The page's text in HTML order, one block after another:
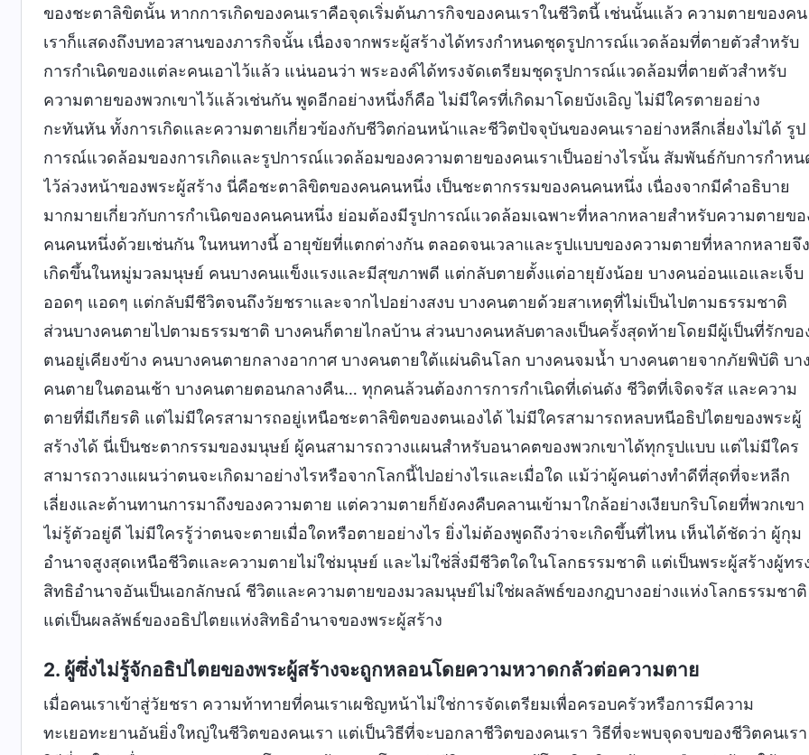
ของชะตาลิขิตนั้น หากการเกิดของคนเราคือจุดเริ่มต้นภารกิจของคนเราในชีวิตนี้ เช่นนั้นแล้ว ความตายของคน
เราก็แสดงถึงบทอวสานของภารกิจนั้น เนื่องจากพระผู้สร้างได้ทรงกำหนดชุดรูปการณ์แวดล้อมที่ตายตัวสำหรับ
การกำเนิดของแต่ละคนเอาไว้แล้ว แน่นอนว่า พระองค์ได้ทรงจัดเตรียมชุดรูปการณ์แวดล้อมที่ตายตัวสำหรับ
ความตายของพวกเขาไว้แล้วเช่นกัน พูดอีกอย่างหนึ่งก็คือ ไม่มีใครที่เกิดมาโดยบังเอิญ ไม่มีใครตายอย่าง
กะทันหัน ทั้งการเกิดและความตายเกี่ยวข้องกับชีวิตก่อนหน้าและชีวิตปัจจุบันของคนเราอย่างหลีกเลี่ยงไม่ได้ รูป
การณ์แวดล้อมของการเกิดและรูปการณ์แวดล้อมของความตายของคนเราเป็นอย่างไรนั้น สัมพันธ์กับการกำหน
ไว้ล่วงหน้าของพระผู้สร้าง นี่คือชะตาลิขิตของคนคนหนึ่ง เป็นชะตากรรมของคนคนหนึ่ง เนื่องจากมีคำอธิบาย
มากมายเกี่ยวกับการกำเนิดของคนคนหนึ่ง ย่อมต้องมีรูปการณ์แวดล้อมเฉพาะที่หลากหลายสำหรับความตายขอ
คนคนหนึ่งด้วยเช่นกัน ในหนทางนี้ อายุขัยที่แตกต่างกัน ตลอดจนเวลาและรูปแบบของความตายที่หลากหลายจึง
เกิดขึ้นในหมู่มวลมนุษย์ คนบางคนแข็งแรงและมีสุขภาพดี แต่กลับตายตั้งแต่อายุยังน้อย บางคนอ่อนแอและเจ็บ
ออดๆ แอดๆ แต่กลับมีชีวิตจนถึงวัยชราและจากไปอย่างสงบ บางคนตายด้วยสาเหตุที่ไม่เป็นไปตามธรรมชาติ
ส่วนบางคนตายไปตามธรรมชาติ บางคนก็ตายไกลบ้าน ส่วนบางคนหลับตาลงเป็นครั้งสุดท้ายโดยมีผู้เป็นที่รักขอ
ตนอยู่เคียงข้าง คนบางคนตายกลางอากาศ บางคนตายใต้แผ่นดินโลก บางคนจมน้ำ บางคนตายจากภัยพิบัติ บาง
คนตายในตอนเช้า บางคนตายตอนกลางคืน… ทุกคนล้วนต้องการการกำเนิดที่เด่นดัง ชีวิตที่เจิดจรัส และความ
ตายที่มีเกียรติ แต่ไม่มีใครสามารถอยู่เหนือชะตาลิขิตของตนเองได้ ไม่มีใครสามารถหลบหนีอธิปไตยของพระผู้
สร้างได้ นี่เป็นชะตากรรมของมนุษย์ ผู้คนสามารถวางแผนสำหรับอนาคตของพวกเขาได้ทุกรูปแบบ แต่ไม่มีใคร
สามารถวางแผนว่าตนจะเกิดมาอย่างไรหรือจากโลกนี้ไปอย่างไรและเมื่อใด แม้ว่าผู้คนต่างทำดีที่สุดที่จะหลีก
เลี่ยงและต้านทานการมาถึงของความตาย แต่ความตายก็ยังคงคืบคลานเข้ามาใกล้อย่างเงียบกริบโดยที่พวกเขา
ไม่รู้ตัวอยู่ดี ไม่มีใครรู้ว่าตนจะตายเมื่อใดหรือตายอย่างไร ยิ่งไม่ต้องพูดถึงว่าจะเกิดขึ้นที่ไหน เห็นได้ชัดว่า ผู้กุม
อำนาจสูงสุดเหนือชีวิตและความตายไม่ใช่มนุษย์ และไม่ใช่สิ่งมีชีวิตใดในโลกธรรมชาติ แต่เป็นพระผู้สร้างผู้ทร
สิทธิอำนาจอันเป็นเอกลักษณ์ ชีวิตและความตายของมวลมนุษย์ไม่ใช่ผลลัพธ์ของกฎบางอย่างแห่งโลกธรรมชาติ
แต่เป็นผลลัพธ์ของอธิปไตยแห่งสิทธิอำนาจของพระผู้สร้าง
2. ผู้ซึ่งไม่รู้จักอธิปไตยของพระผู้สร้างจะถูกหลอนโดยความหวาดกลัวต่อความตาย
เมื่อคนเราเข้าสู่วัยชรา ความท้าทายที่คนเราเผชิญหน้าไม่ใช่การจัดเตรียมเพื่อครอบครัวหรือการมีความ
ทะเยอทะยานอันยิ่งใหญ่ในชีวิตของคนเรา แต่เป็นวิธีที่จะบอกลาชีวิตของคนเรา วิธีที่จะพบจุดจบของชีวิตคนเรา